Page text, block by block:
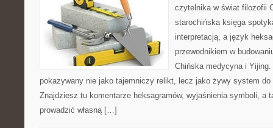
czytelnika w świat filozofii
starochińska księga
interpretacją, a język
przewodnikiem w
Chińska medycyna i
pokazywany nie jako tajemniczy relikt, lecz jako żywy system do
Znajdziesz tu komentarze heksagramów, wyjaśnienia symboli, a
prowadzić własną […]